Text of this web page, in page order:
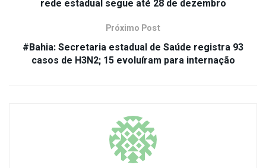
rede estadual segue até 28 de dezembro
Próximo Post
#Bahia: Secretaria estadual de Saúde registra 93
casos de H3N2; 15 evoluíram para internação